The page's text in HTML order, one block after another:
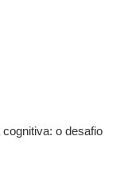
o desafio